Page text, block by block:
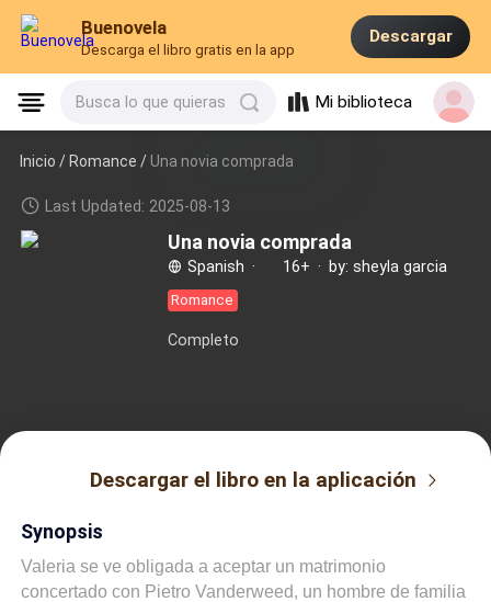
Buenovela
Descarga el libro gratis en la app
Descargar
Busca lo que quieras Mi biblioteca
Inicio /Romance / Una novia comprada
Last Updated: 2025-08-13
Una novia comprada
Spanish · 16+ · by: sheyla garcia
Romance
Completo
Descargar el libro en la aplicación
Synopsis
Valeria se ve obligada a aceptar un matrimonio
concertado con Pietro Vanderweed, un hombre de familia